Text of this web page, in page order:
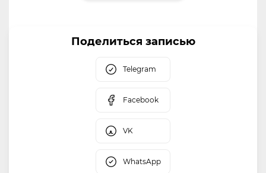
Поделиться записью
Telegram
Facebook
VK
WhatsApp